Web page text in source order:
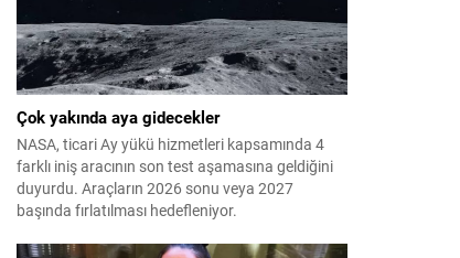
Çok yakında aya gidecekler
NASA, ticari Ay yükü hizmetleri kapsamında 4
farklı iniş aracının son test aşamasına geldiğini
duyurdu. Araçların 2026 sonu veya 2027
başında fırlatılması hedefleniyor.